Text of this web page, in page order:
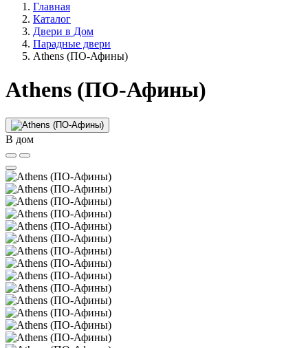
Главная
Каталог
Двери в Дом
Парадные двери
Athens (ПО-Афины)
Athens (ПО-Афины)
В дом